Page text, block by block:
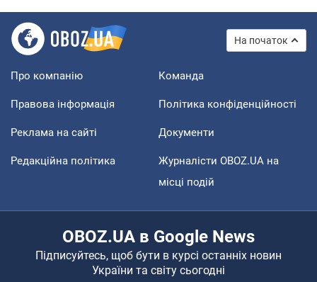
На початок
Про компанію Команда
Правова інформація Політика конфіденційності
Реклама на сайті Документи
Редакційна політика
Журналісти OBOZ.UA на
місці подій
OBOZ.UA в Google News
Підписуйтесь, щоб бути в курсі останніх новин
України та світу сьогодні